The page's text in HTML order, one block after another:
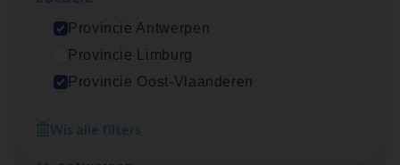
Provincie Antwerpen
Provincie Limburg
Provincie Oost-Vlaanderen
Wis alle filters
Cus­to­mer Care Expert
Customer Services